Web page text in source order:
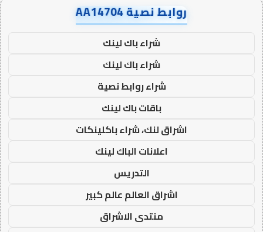
روابط نصية AA14704
شراء باك لينك
شراء باك لينك
شراء روابط نصية
باقات باك لينك
اشراق لنك، شراء باكلينكات
اعلانات الباك لينك
التدريس
اشراق العالم عالم كبير
منتدى الاشراق